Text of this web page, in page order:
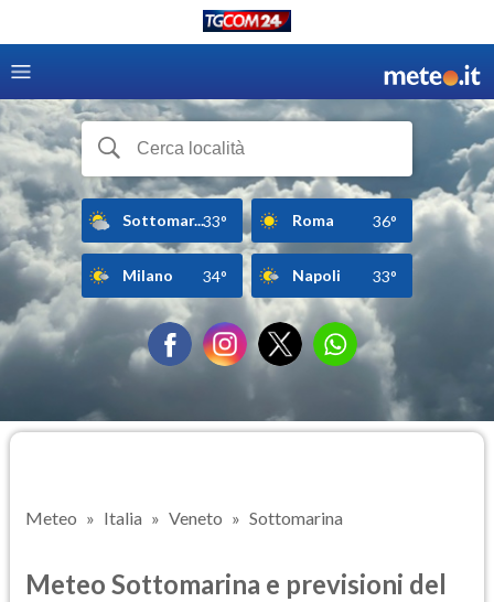
Sottomar...33° Roma 36°
Milano 34° Napoli 33°
Meteo Italia Veneto Sottomarina
Meteo Sottomarina e previsioni del